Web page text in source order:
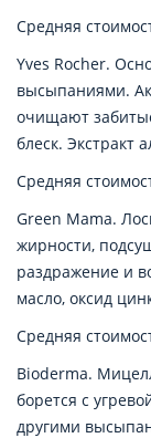
Средняя
Yves Rocher.
высыпаниями.
очищают
блеск. Экстракт
Средняя
Green Mama.
жирности,
раздражение и
масло, оксид
Средняя
Bioderma.
борется с
другими